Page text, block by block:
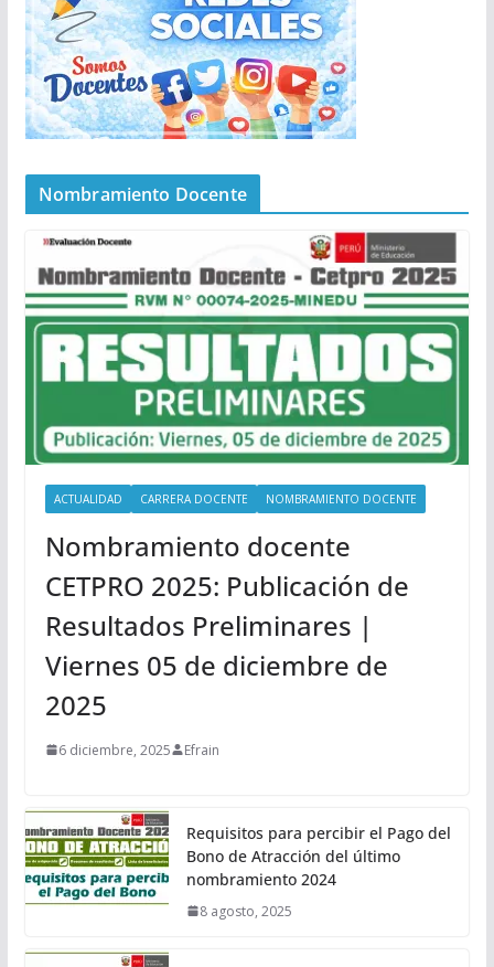
Nombramiento Docente
ACTUALIDAD CARRERA DOCENTE NOMBRAMIENTO DOCENTE
Nombramiento docente
CETPRO 2025: Publicación de
Resultados Preliminares |
Viernes 05 de diciembre de
2025
6 diciembre, 2025 Efrain
Requisitos para percibir el Pago del
Bono de Atracción del último
nombramiento 2024
8 agosto, 2025